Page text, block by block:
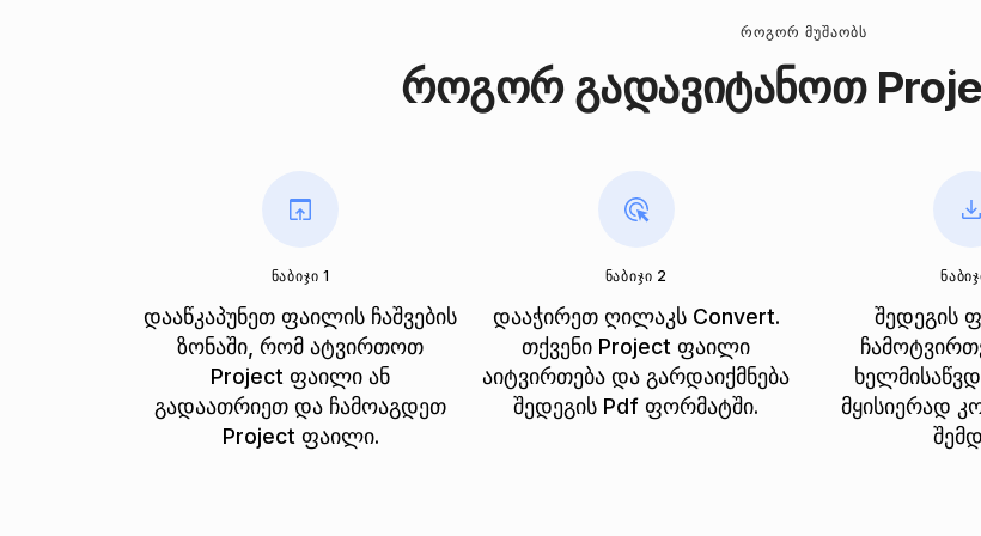
ᲠᲝᲒᲝᲠ ᲛᲣᲨᲐᲝᲑᲡ
როგორ გადავიტანოთ
ᲜᲐᲑᲘᲯᲘ 1
დააწკაპუნეთ ფაილის ჩაშვების
ზონაში, რომ ატვირთოთ
Project ფაილი ან
გადაათრიეთ და ჩამოაგდეთ
Project ფაილი.
ᲜᲐᲑᲘᲯᲘ 2
დააჭირეთ ღილაკს Convert.
თქვენი Project ფაილი
აიტვირთება და გარდაიქმნება
შედეგის Pdf ფორმატში.
შედეგის
მყისიერად